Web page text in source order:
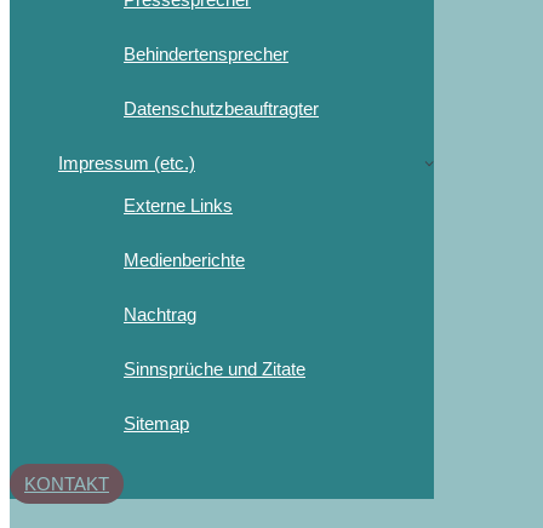
Behindertensprecher
Datenschutzbeauftragter
Impressum (etc.)
Externe Links
Medienberichte
Nachtrag
Sinnsprüche und Zitate
Sitemap
KONTAKT